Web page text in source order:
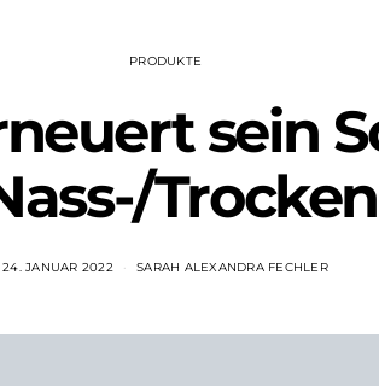
PRODUKTE
sein
24. JANUAR 2022 SARAH ALEXANDRA FECHLER